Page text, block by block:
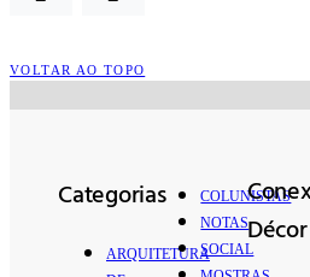
VOLTAR AO TOPO
Categorias
ARQUITETURA
COLUNISTAS
NOTAS
SOCIALDécor